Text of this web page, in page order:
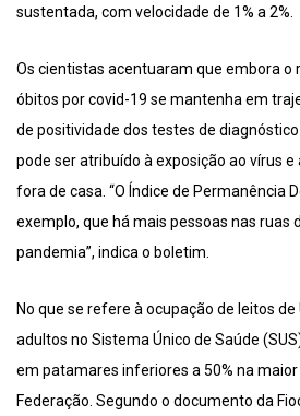
sustentada, com velocidade de 1% a 2%.
Os cientistas acentuaram que embora o
óbitos por covid-19 se mantenha em
de positividade dos testes de
pode ser atribuído à exposição ao vírus
fora de casa. “O Índice de Permanência
exemplo, que há mais pessoas nas ruas
pandemia”, indica o boletim.
No que se refere à ocupação de leitos
adultos no Sistema Único de Saúde
em patamares inferiores a 50% na
Federação. Segundo o documento da